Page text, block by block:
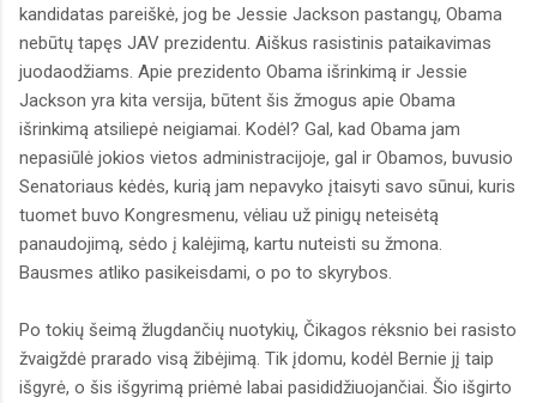
kandidatas pareiškė, jog be Jessie Jackson pastangų, Obama
nebūtų tapęs JAV prezidentu. Aiškus rasistinis pataikavimas
juodaodžiams. Apie prezidento Obama išrinkimą ir Jessie
Jackson yra kita versija, būtent šis žmogus apie Obama
išrinkimą atsiliepė neigiamai. Kodėl? Gal, kad Obama jam
nepasiūlė jokios vietos administracijoje, gal ir Obamos, buvusio
Senatoriaus kėdės, kurią jam nepavyko įtaisyti savo sūnui, kuris
tuomet buvo Kongresmenu, vėliau už pinigų neteisėtą
panaudojimą, sėdo į kalėjimą, kartu nuteisti su žmona.
Bausmes atliko pasikeisdami, o po to skyrybos.
Po tokių šeimą žlugdančių nuotykių, Čikagos rėksnio bei rasisto
žvaigždė prarado visą žibėjimą. Tik įdomu, kodėl Bernie jį taip
išgyrė, o šis išgyrimą priėmė labai pasididžiuojančiai. Šio išgirto